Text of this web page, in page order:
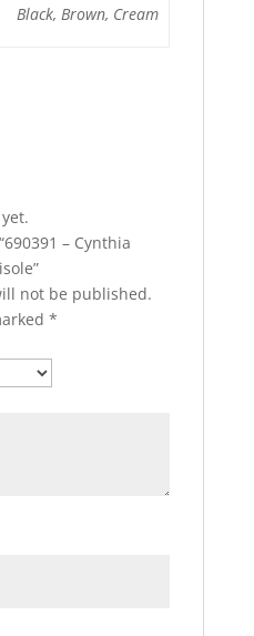
Black, Brown, Cream
– Cynthia
not be published.
*